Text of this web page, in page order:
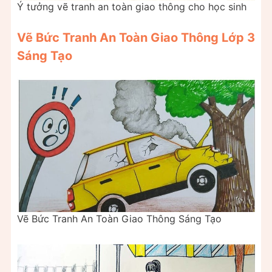
Ý tưởng vẽ tranh an toàn giao thông cho học sinh
Vẽ Bức Tranh An Toàn Giao Thông Lớp 3
Sáng Tạo
Vẽ Bức Tranh An Toàn Giao Thông Sáng Tạo